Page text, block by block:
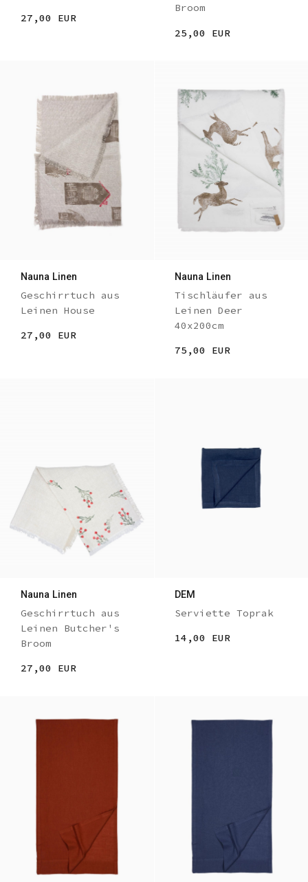
27,00 EUR
Broom
25,00 EUR
Nauna Linen
Geschirrtuch aus
Leinen House
27,00 EUR
Nauna Linen
Tischläufer aus
Leinen Deer
40x200cm
75,00 EUR
Nauna Linen
Geschirrtuch aus
Leinen Butcher's
Broom
27,00 EUR
DEM
Serviette Toprak
14,00 EUR